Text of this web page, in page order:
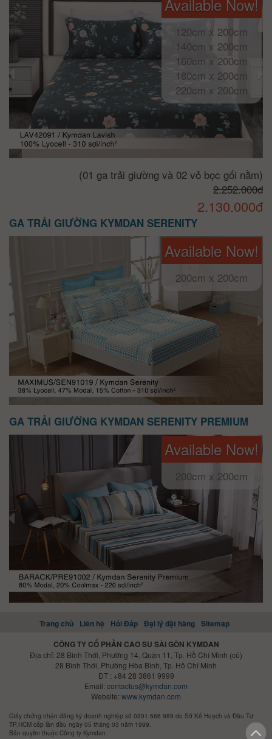
Available Now!
120cm x 200cm
140cm x 200cm
160cm x 200cm
180cm x 200cm
220cm x 200cm
(01 ga trải giường và 02 vỏ bọc gối nằm)
2.252.000đ
2.130.000đ
GA TRẢI GIƯỜNG KYMDAN SERENITY
Available Now!
200cm x 200cm
GA TRẢI GIƯỜNG KYMDAN SERENITY PREMIUM
Available Now!
200cm x 200cm
Trang chủ Liên hệ Hỏi Đáp Đại lý đặt hàng Sitemap
CÔNG TY CỔ PHẦN CAO SU SÀI GÒN KYMDAN
Địa chỉ: 28 Bình Thới, Phường 14, Quận 11, Tp. Hồ Chí Minh (cũ)
28 Bình Thới, Phường Hòa Bình, Tp. Hồ Chí Minh
ĐT : +84 28 3861 9999
Email: contactus@kymdan.com
Website: www.kymdan.com
Giấy chứng nhận đăng ký doanh nghiệp số 0301 666 989 do Sở Kế Hoạch và Đầu Tư
TP.HCM cấp lần đầu ngày 05 tháng 03 năm 1999.
Bản quyền thuộc Công ty Kymdan